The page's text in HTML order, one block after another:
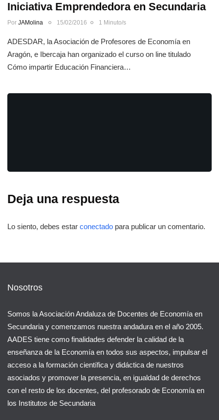
Iniciativa Emprendedora en Secundaria
Por JAMolina 15/02/2016 1 Minuto/s
ADESDAR, la Asociación de Profesores de Economía en
Aragón, e Ibercaja han organizado el curso on line titulado
Cómo impartir Educación Financiera…
Deja una respuesta
Lo siento, debes estar conectado para publicar un comentario.
Nosotros
Somos la Asociación Andaluza de Docentes de Economía en
Secundaria y comenzamos nuestra andadura en el año 2005.
AADES tiene como finalidades defender la calidad de la
enseñanza de la Economía en todos sus aspectos, impulsar el
acceso a la formación científica y didáctica de nuestros
asociados y promover la presencia, en igualdad de derechos
con el resto de los docentes, del profesorado de Economía en
los Institutos de Secundaria